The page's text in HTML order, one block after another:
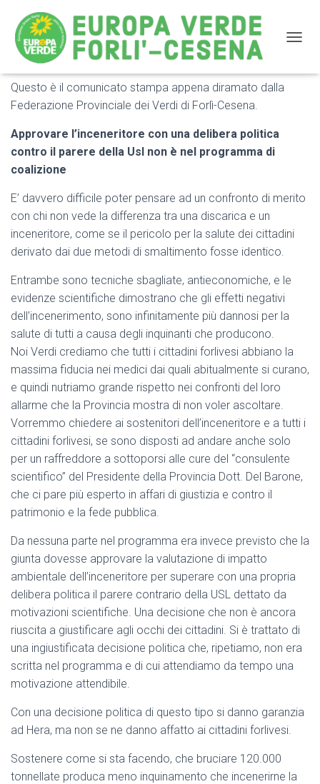
Inceneritore come una discarica?
Questo è il comunicato stampa appena diramato dalla
Federazione Provinciale dei Verdi di Forlì-Cesena.
Approvare l’inceneritore con una delibera politica
contro il parere della Usl non è nel programma di
coalizione
E’ davvero difficile poter pensare ad un confronto di merito
con chi non vede la differenza tra una discarica e un
inceneritore, come se il pericolo per la salute dei cittadini
derivato dai due metodi di smaltimento fosse identico.
Entrambe sono tecniche sbagliate, antieconomiche, e le
evidenze scientifiche dimostrano che gli effetti negativi
dell’incenerimento, sono infinitamente più dannosi per la
salute di tutti a causa degli inquinanti che producono.
Noi Verdi crediamo che tutti i cittadini forlivesi abbiano la
massima fiducia nei medici dai quali abitualmente si curano,
e quindi nutriamo grande rispetto nei confronti del loro
allarme che la Provincia mostra di non voler ascoltare.
Vorremmo chiedere ai sostenitori dell’inceneritore e a tutti i
cittadini forlivesi, se sono disposti ad andare anche solo
per un raffreddore a sottoporsi alle cure del “consulente
scientifico” del Presidente della Provincia Dott. Del Barone,
che ci pare più esperto in affari di giustizia e contro il
patrimonio e la fede pubblica.
Da nessuna parte nel programma era invece previsto che la
giunta dovesse approvare la valutazione di impatto
ambientale dell’inceneritore per superare con una propria
delibera politica il parere contrario della USL dettato da
motivazioni scientifiche. Una decisione che non è ancora
riuscita a giustificare agli occhi dei cittadini. Si è trattato di
una ingiustificata decisione politica che, ripetiamo, non era
scritta nel programma e di cui attendiamo da tempo una
motivazione attendibile.
Con una decisione politica di questo tipo si danno garanzia
ad Hera, ma non se ne danno affatto ai cittadini forlivesi.
Sostenere come si sta facendo, che bruciare 120.000
tonnellate produca meno inquinamento che incenerirne la